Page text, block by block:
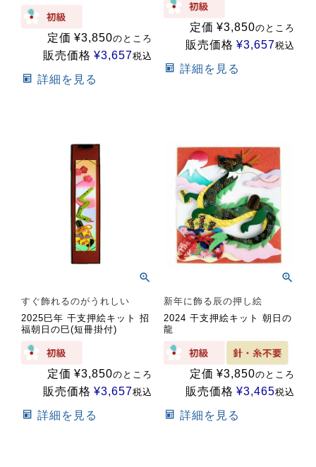
定価 ¥3,850のところ
販売価格 ¥3,657税込
詳細を見る
定価 ¥3,850のところ
販売価格 ¥3,657税込
詳細を見る
すぐ飾れるのがうれしい
2025巳年 干支押絵キット 招
福朝日の巳(短冊掛付)
定価 ¥3,850のところ
販売価格 ¥3,657税込
詳細を見る
新年に飾る辰の押し絵
2024 干支押絵キット 朝日の
龍
定価 ¥3,850のところ
販売価格 ¥3,465税込
詳細を見る